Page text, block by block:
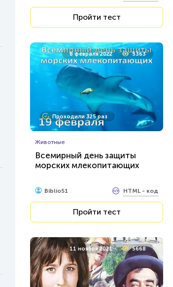
Пройти тест
8 февраля 2022 5363
Проходили 325 раз
Животные
Всемирный день защиты
морских млекопитающих
Biblio51 HTML - код
Пройти тест
11 ноября 2021 5668